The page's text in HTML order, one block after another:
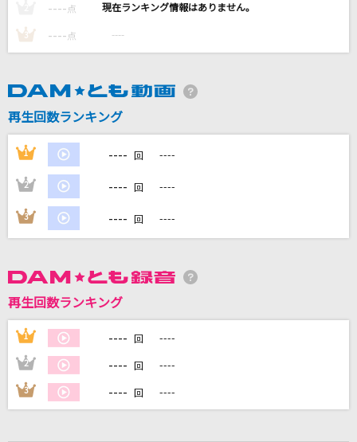
DAMの新曲・ランキングなど
DAMに会員登録・ログインして
カラオケをもっと楽しもう！
自宅でカラオケ歌い放題！
---- 点 ----
3 ---- 点 ----
再生回数ランキング
1 ---- 回 ----
2 ---- 回 ----
3 ---- 回 ----
再生回数ランキング
1 ---- 回 ----
2 ---- 回 ----
3 ---- 回 ----